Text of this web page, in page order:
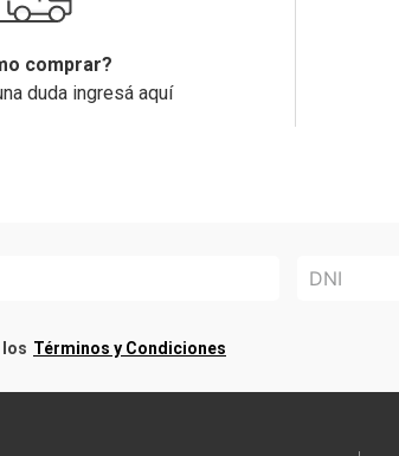
comprar?
duda ingresá aquí
los Términos y Condiciones